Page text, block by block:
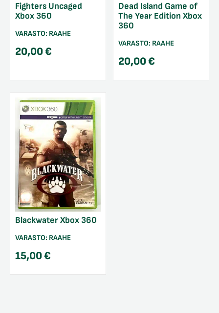
Fighters Uncaged
Xbox 360
VARASTO: RAAHE
20,00€
Dead Island Game of
The Year Edition Xbox
360
VARASTO: RAAHE
20,00€
Blackwater Xbox 360
VARASTO: RAAHE
15,00€